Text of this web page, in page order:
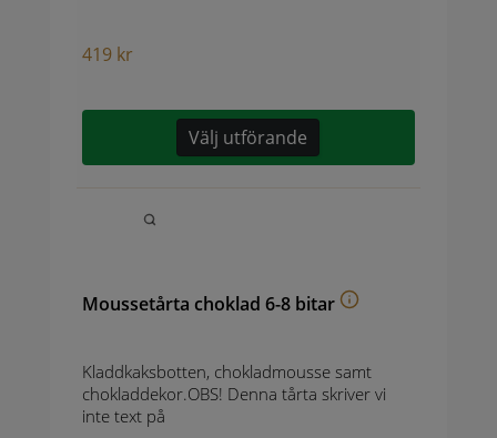
419 kr
Välj utförande
Moussetårta choklad 6-8 bitar
Kladdkaksbotten, chokladmousse samt
chokladdekor.OBS! Denna tårta skriver vi
inte text på